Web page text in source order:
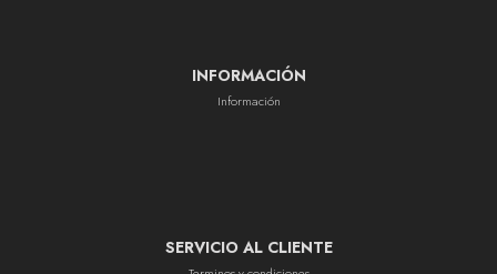
INFORMACIÓN
Información
SERVICIO AL CLIENTE